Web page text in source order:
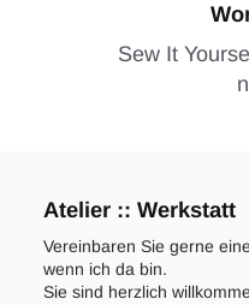
Sew It
Atelier :: Werkstatt
Vereinbaren Sie gerne
wenn ich da bin.
Sie sind herzlich